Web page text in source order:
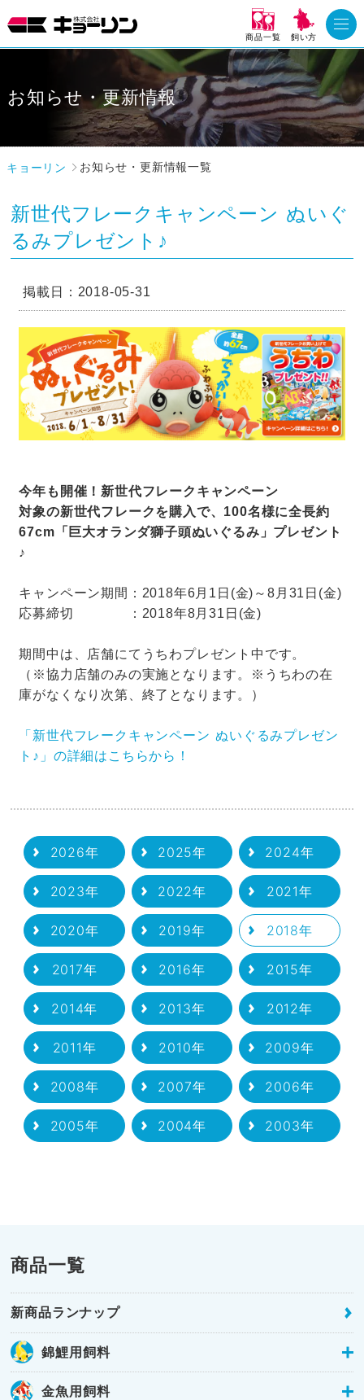
商品一覧 飼い方
お知らせ・更新情報
キョーリン お知らせ・更新情報一覧
新世代フレークキャンペーン ぬいぐ
るみプレゼント♪
掲載日：2018-05-31
今年も開催！新世代フレークキャンペーン
対象の新世代フレークを購入で、100名様に全長約
67cm「巨大オランダ獅子頭ぬいぐるみ」プレゼント
♪
キャンペーン期間：2018年6月1日(金)～8月31日(金)
応募締切 ：2018年8月31日(金)
期間中は、店舗にてうちわプレゼント中です。
（※協力店舗のみの実施となります。※うちわの在
庫がなくなり次第、終了となります。）
「新世代フレークキャンペーン ぬいぐるみプレゼン
ト♪」の詳細はこちらから！
2026年 2025年 2024年
2023年 2022年 2021年
2020年 2019年 2018年
2017年 2016年 2015年
2014年 2013年 2012年
2011年 2010年 2009年
2008年 2007年 2006年
2005年 2004年 2003年
商品一覧
新商品ランナップ
錦鯉用飼料
金魚用飼料